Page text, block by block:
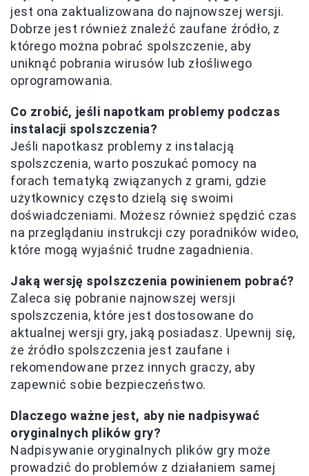
jest ona zaktualizowana do najnowszej wersji.
Dobrze jest również znaleźć zaufane źródło, z
którego można pobrać spolszczenie, aby
uniknąć pobrania wirusów lub złośliwego
oprogramowania.
Co zrobić, jeśli napotkam problemy podczas
instalacji spolszczenia?
Jeśli napotkasz problemy z instalacją
spolszczenia, warto poszukać pomocy na
forach tematyką związanych z grami, gdzie
użytkownicy często dzielą się swoimi
doświadczeniami. Możesz również spędzić czas
na przeglądaniu instrukcji czy poradników wideo,
które mogą wyjaśnić trudne zagadnienia.
Jaką wersję spolszczenia powinienem pobrać?
Zaleca się pobranie najnowszej wersji
spolszczenia, które jest dostosowane do
aktualnej wersji gry, jaką posiadasz. Upewnij się,
że źródło spolszczenia jest zaufane i
rekomendowane przez innych graczy, aby
zapewnić sobie bezpieczeństwo.
Dlaczego ważne jest, aby nie nadpisywać
oryginalnych plików gry?
Nadpisywanie oryginalnych plików gry może
prowadzić do problemów z działaniem samej